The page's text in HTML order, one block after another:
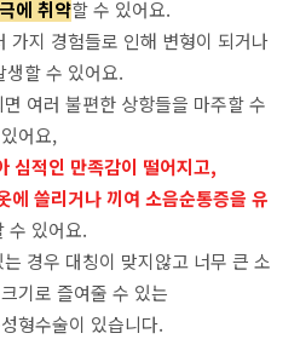
에 취약할 수 있어요.
가지 경험들로 인해 변형이 되거나
생할 수 있어요.
여러 불편한 상항들을 마주할 수
있어요,
심적인 만족감이 떨어지고,
에 쓸리거나 끼여 소음순통증을 유
수 있어요.
경우 대칭이 맞지않고 너무 큰 소
기로 즐여줄 수 있는
형수술이 있습니다.